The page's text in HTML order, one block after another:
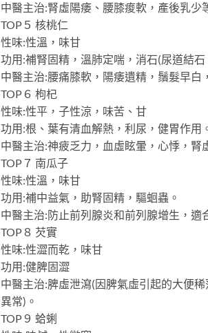
中醫主治:腎虛陽痿、腰膝痠軟，產後乳少
TOP５ 核桃仁
性味:性溫，味甘
功用:補腎固精，溫肺定喘，消石(尿道結
中醫主治:腰痛膝軟，陽痿遺精，鬚髮早
TOP６ 枸杞
性味:性平，子性涼，味苦、甘
功用:根、葉有清血解熱，利尿，健胃作
中醫主治:神疲乏力，血虛眩暈，心悸，
TOP７ 南瓜子
性味:性溫，味甘
功用:補中益氣，助腎固精，驅蛔蟲。
中醫主治:防止前列腺炎和前列腺增生，適
TOP８ 芡實
性味:性澀而乾，味甘
功用:健脾固澀
中醫主治:脾虛泄瀉(因脾氣虛引起的大便
異常)。
TOP９ 蛤蜊